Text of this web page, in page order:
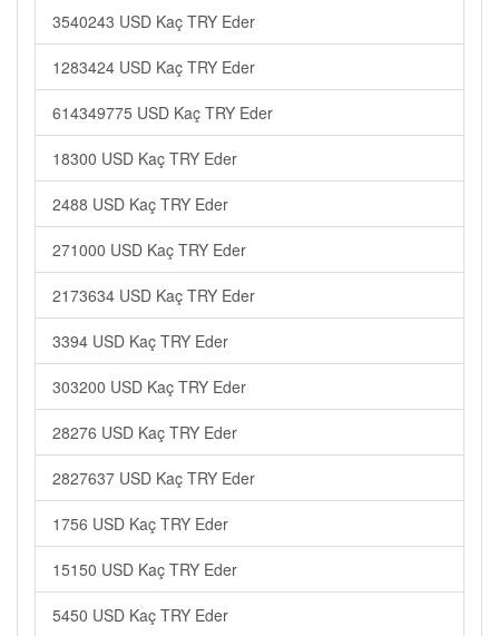
3540243 USD Kaç TRY Eder
1283424 USD Kaç TRY Eder
614349775 USD Kaç TRY Eder
18300 USD Kaç TRY Eder
2488 USD Kaç TRY Eder
271000 USD Kaç TRY Eder
2173634 USD Kaç TRY Eder
3394 USD Kaç TRY Eder
303200 USD Kaç TRY Eder
28276 USD Kaç TRY Eder
2827637 USD Kaç TRY Eder
1756 USD Kaç TRY Eder
15150 USD Kaç TRY Eder
5450 USD Kaç TRY Eder